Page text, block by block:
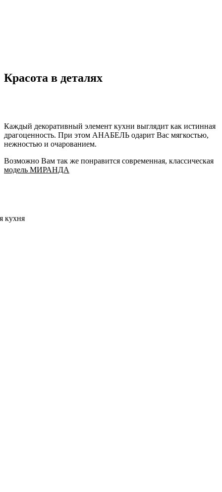
Красота в деталях
Каждый декоративный элемент кухни выглядит как истинная
драгоценность. При этом АНАБЕЛЬ одарит Вас мягкостью,
нежностью и очарованием.
Возможно Вам так же понравится современная, классическая
модель МИРАНДА